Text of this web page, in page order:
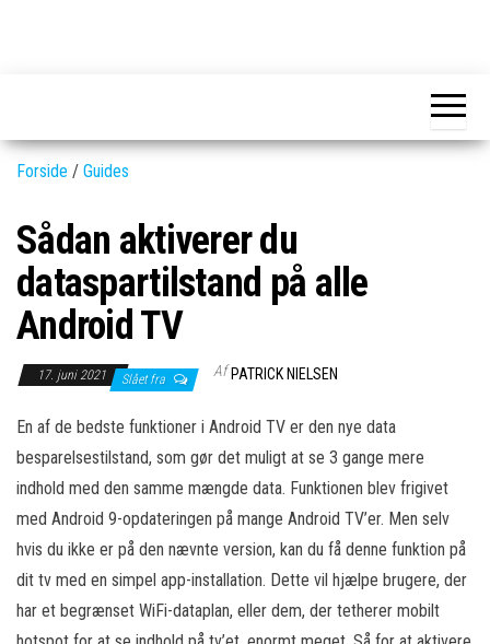
nyeste
Forside / Guides
Sådan aktiverer du
dataspartilstand på alle
Android TV
17. juni 2021 Slået fra Af PATRICK NIELSEN
En af de bedste funktioner i Android TV er den nye data
besparelsestilstand, som gør det muligt at se 3 gange mere
indhold med den samme mængde data. Funktionen blev frigivet
med Android 9-opdateringen på mange Android TV’er. Men selv
hvis du ikke er på den nævnte version, kan du få denne funktion på
dit tv med en simpel app-installation. Dette vil hjælpe brugere, der
har et begrænset WiFi-dataplan, eller dem, der tetherer mobilt